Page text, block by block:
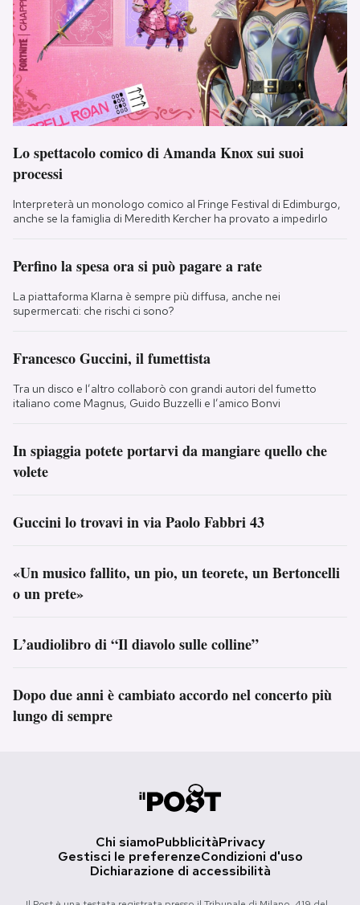
Lo spettacolo comico di Amanda Knox sui suoi
processi
Interpreterà un monologo comico al Fringe Festival di Edimburgo,
anche se la famiglia di Meredith Kercher ha provato a impedirlo
Perfino la spesa ora si può pagare a rate
La piattaforma Klarna è sempre più diffusa, anche nei
supermercati: che rischi ci sono?
Francesco Guccini, il fumettista
Tra un disco e l’altro collaborò con grandi autori del fumetto
italiano come Magnus, Guido Buzzelli e l’amico Bonvi
In spiaggia potete portarvi da mangiare quello che
volete
Guccini lo trovavi in via Paolo Fabbri 43
«Un musico fallito, un pio, un teorete, un Bertoncelli
o un prete»
L’audiolibro di “Il diavolo sulle colline”
Dopo due anni è cambiato accordo nel concerto più
lungo di sempre
Chi siamoPubblicitàPrivacy
Gestisci le preferenzeCondizioni d'uso
Dichiarazione di accessibilità